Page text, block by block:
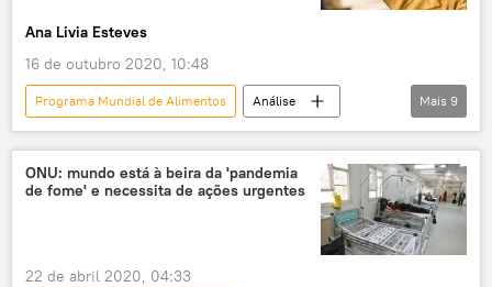
Ana Livia Esteves
16 de outubro 2020, 10:48
Programa Mundial de Alimentos
Análise
Nobel da Paz
Organização das Nações Unidas
ajuda humanitária
fome
COVID-19
Mais 9
ONU: mundo está à beira da 'pandemia
de fome' e necessita de ações urgentes
22 de abril 2020, 04:33